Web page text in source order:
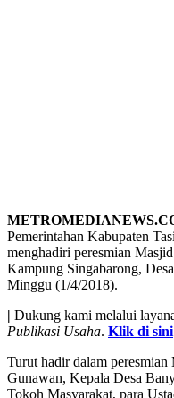
Pemerintahan Kabupaten
menghadiri peresmian
Kampung Singabarong,
Minggu (1/4/2018).
| Dukung kami melalui
Publikasi Usaha. Klik di sini
Turut hadir dalam peresmian
Gunawan, Kepala Desa
Tokoh Masyarakat, para